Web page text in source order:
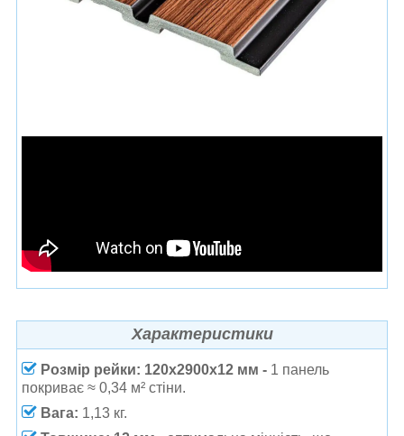
Характеристики
Розмір рейки: 120х2900х12 мм - 1 панель
покриває ≈ 0,34 м² стіни.
Вага: 1,13 кг.